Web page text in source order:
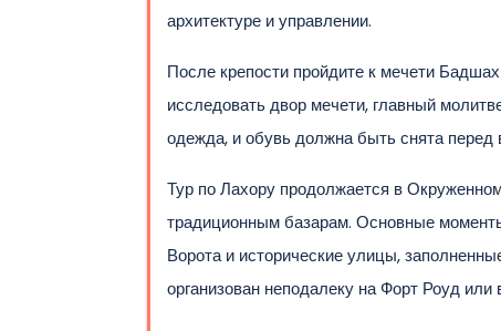
архитектуре и управлении.
После крепости пройдите к мечети
исследовать двор мечети, главный
одежда, и обувь должна быть снята перед
Тур по Лахору продолжается в
традиционным базарам. Основные
Ворота и исторические улицы,
организован неподалеку на Форт Роуд или